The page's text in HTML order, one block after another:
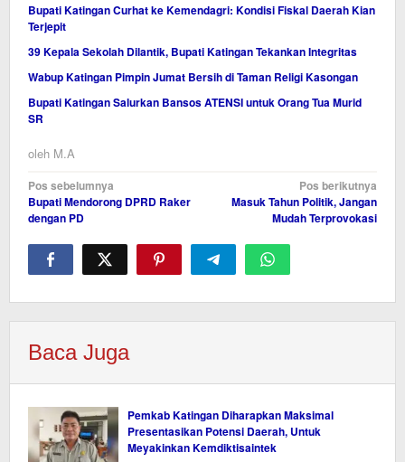
Bupati Katingan Curhat ke Kemendagri: Kondisi Fiskal Daerah Kian
Terjepit
39 Kepala Sekolah Dilantik, Bupati Katingan Tekankan Integritas
Wabup Katingan Pimpin Jumat Bersih di Taman Religi Kasongan
Bupati Katingan Salurkan Bansos ATENSI untuk Orang Tua Murid
SR
oleh M.A
Navigasi
pos
Pos sebelumnya
Bupati Mendorong DPRD Raker
dengan PD
Pos berikutnya
Masuk Tahun Politik, Jangan
Mudah Terprovokasi
Baca Juga
Pemkab Katingan Diharapkan Maksimal
Presentasikan Potensi Daerah, Untuk
Meyakinkan Kemdiktisaintek